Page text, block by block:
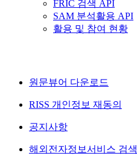
FRIC 검색 API
SAM 분석활용 API
활용 및 참여 현황
원문뷰어 다운로드
RISS 개인정보 재동의
공지사항
해외전자정보서비스 검색